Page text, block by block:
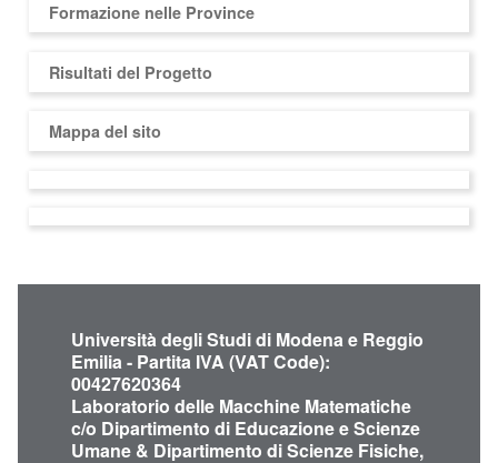
Formazione nelle Province
Risultati del Progetto
Mappa del sito
Università degli Studi di Modena e Reggio
Emilia - Partita IVA (VAT Code):
00427620364
Laboratorio delle Macchine Matematiche
c/o Dipartimento di Educazione e Scienze
Umane & Dipartimento di Scienze Fisiche,